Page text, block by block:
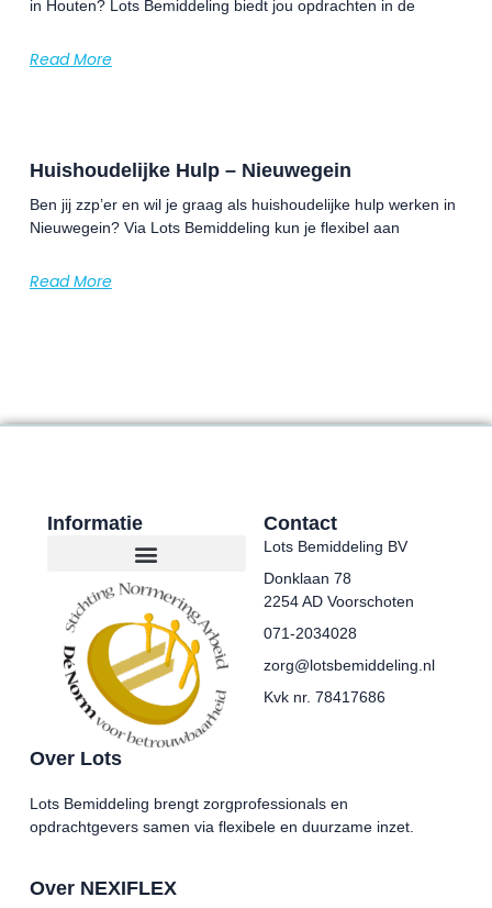
in Houten? Lots Bemiddeling biedt jou opdrachten in de
Read More
Huishoudelijke Hulp – Nieuwegein
Ben jij zzp’er en wil je graag als huishoudelijke hulp werken in
Nieuwegein? Via Lots Bemiddeling kun je flexibel aan
Read More
Over Lots
Lots Bemiddeling brengt zorgprofessionals en
opdrachtgevers samen via flexibele en duurzame inzet.
Over NEXIFLEX
Informatie Contact
Lots Bemiddeling BV
Donklaan 78
2254 AD Voorschoten
071-2034028
zorg@lotsbemiddeling.nl
Kvk nr. 78417686